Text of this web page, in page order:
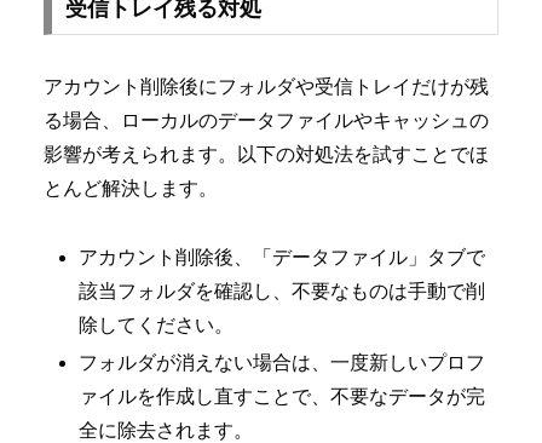
受信トレイ残る対処
アカウント削除後にフォルダや受信トレイだけが残
る場合、ローカルのデータファイルやキャッシュの
影響が考えられます。以下の対処法を試すことでほ
とんど解決します。
アカウント削除後、「データファイル」タブで
該当フォルダを確認し、不要なものは手動で削
除してください。
フォルダが消えない場合は、一度新しいプロフ
ァイルを作成し直すことで、不要なデータが完
全に除去されます。